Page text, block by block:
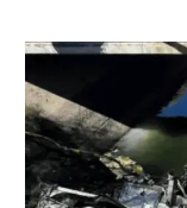
y
BCS
de